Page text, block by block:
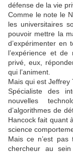
défense de la vie
Comme le note le
les universitaires
pouvoir mettre la
d’expérimenter en
l’expérience et
privé, eux,
qui l’animent.
Mais qui est Jeffrey
Spécialiste des
nouvelles
d’algorithmes de
Hancock fait quant
science
Mais ce n’est
chercheur au